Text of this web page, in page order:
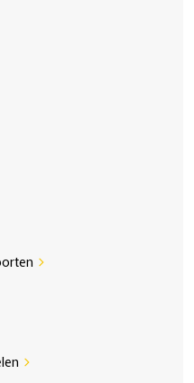
chevron_right
chevron_right